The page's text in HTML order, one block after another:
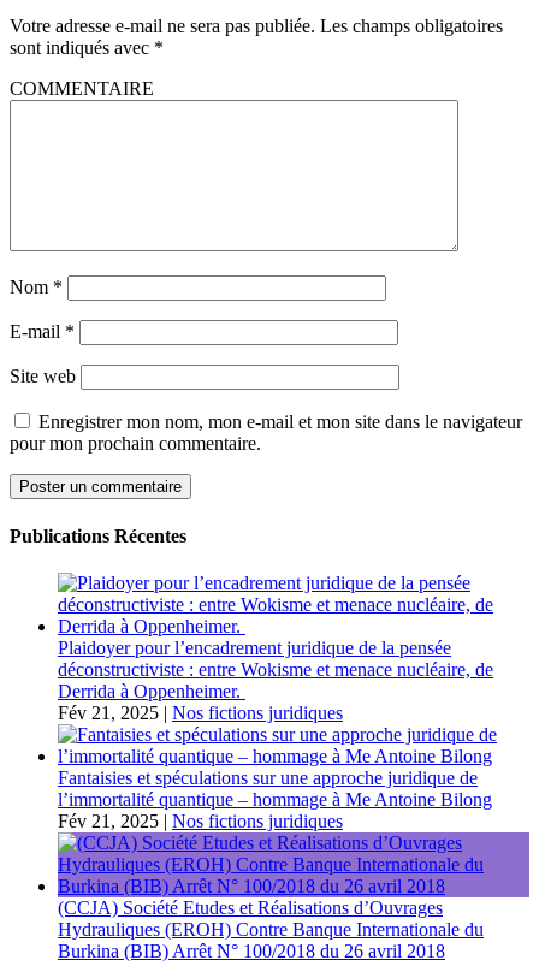
Votre adresse e-mail ne sera pas publiée. Les champs obligatoires
sont indiqués avec *
COMMENTAIRE
Nom *
E-mail *
Site web
Enregistrer mon nom, mon e-mail et mon site dans le navigateur
pour mon prochain commentaire.
Publications Récentes
Plaidoyer pour l’encadrement juridique de la pensée
déconstructiviste : entre Wokisme et menace nucléaire, de
Derrida à Oppenheimer.
Fév 21, 2025 | Nos fictions juridiques
Fantaisies et spéculations sur une approche juridique de
l’immortalité quantique – hommage à Me Antoine Bilong
Fév 21, 2025 | Nos fictions juridiques
(CCJA) Société Etudes et Réalisations d’Ouvrages
Hydrauliques (EROH) Contre Banque Internationale du
Burkina (BIB) Arrêt N° 100/2018 du 26 avril 2018